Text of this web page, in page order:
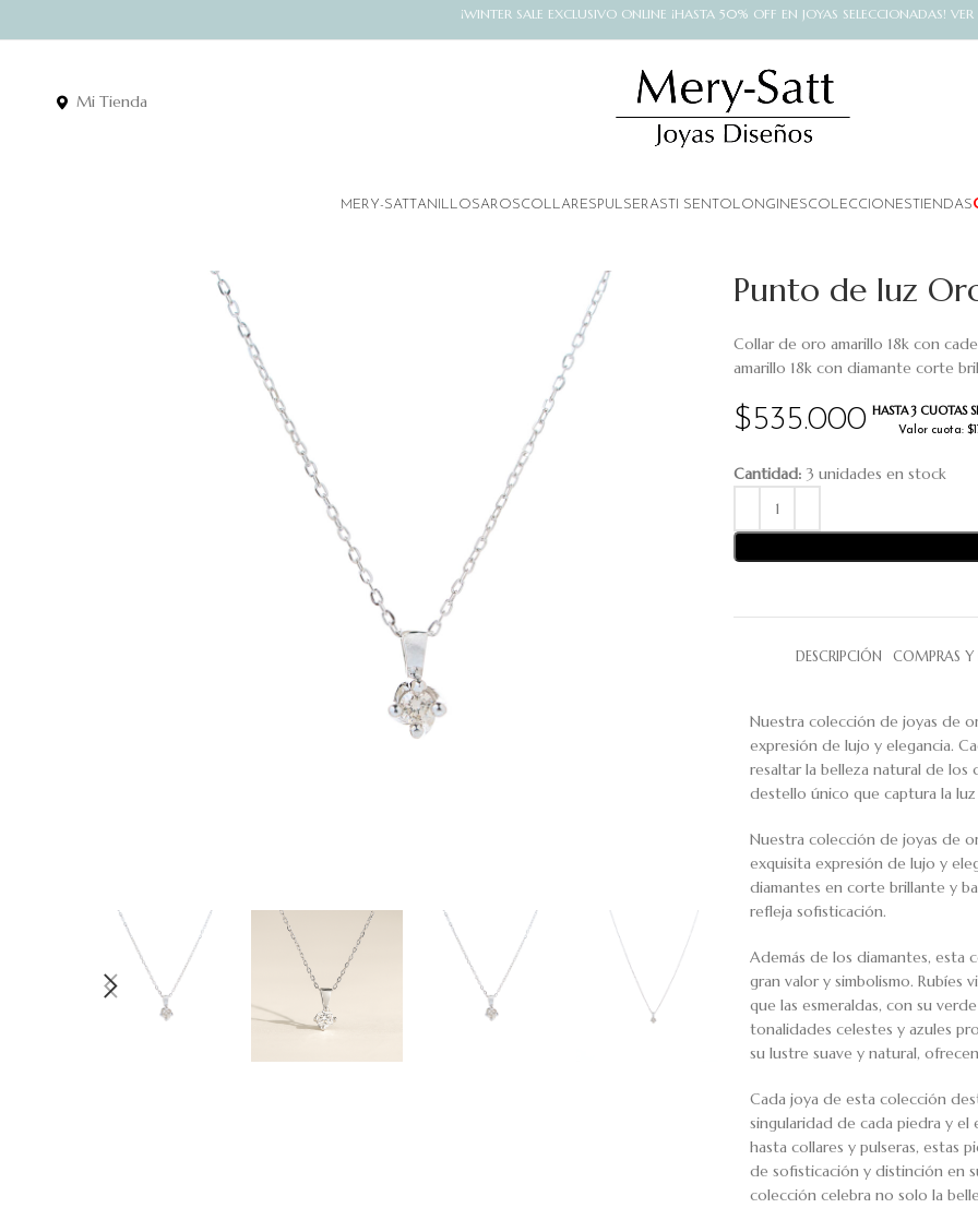
¡WINTER SALE EXCLUSIVO ONLINE ¡HASTA 50% OFF EN JOYAS SELECCIONADAS!
Mi Tienda
MERY-SATTANILLOSAROSCOLLARES PULSERASTI SENTO LONGINESCOLECCIONESTIENDAS
Punto de luz
$535.000 HASTA 3 CUOTAS
Valor cuota:
Collar de oro amarillo 18k con
amarillo 18k con diamante corte
Cantidad: 3 unidades en stock
DESCRIPCIÓN COMPRAS Y
Nuestra colección de joyas de
expresión de lujo y elegancia.
resaltar la belleza natural de
destello único que captura la
Nuestra colección de joyas de
exquisita expresión de lujo y
diamantes en corte brillante y
refleja sofisticación.
Además de los diamantes, esta
gran valor y simbolismo. Rubíes
que las esmeraldas, con su
tonalidades celestes y azules
su lustre suave y natural,
Cada joya de esta colección
singularidad de cada piedra y
hasta collares y pulseras, estas
de sofisticación y distinción en
colección celebra no solo la